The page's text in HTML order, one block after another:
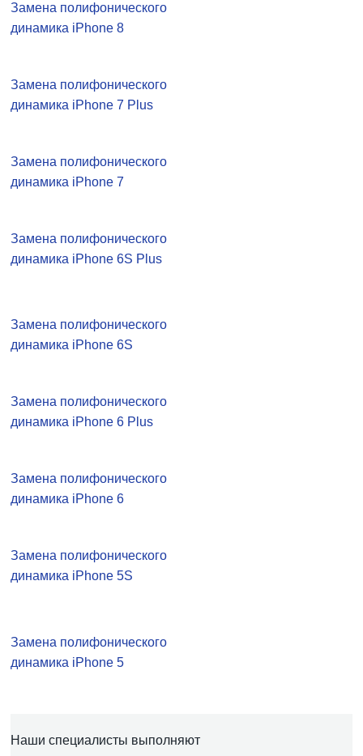
Замена полифонического
динамика iPhone 8
Замена полифонического
динамика iPhone 7 Plus
Замена полифонического
динамика iPhone 7
Замена полифонического
динамика iPhone 6S Plus
Замена полифонического
динамика iPhone 6S
Замена полифонического
динамика iPhone 6 Plus
Замена полифонического
динамика iPhone 6
Замена полифонического
динамика iPhone 5S
Замена полифонического
динамика iPhone 5
Наши специалисты выполняют